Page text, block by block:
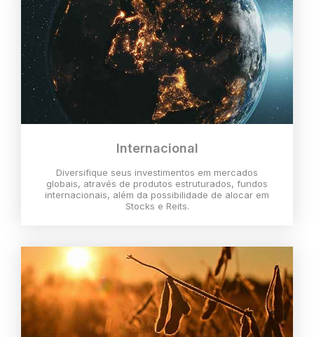
Internacional
Diversifique seus investimentos em mercados
globais, através de produtos estruturados, fundos
internacionais, além da possibilidade de alocar em
Stocks e Reits.